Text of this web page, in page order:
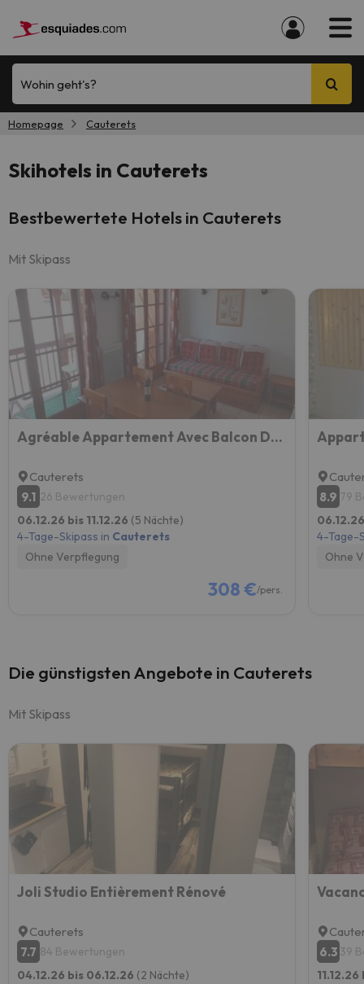
Wohin geht's?
Homepage Cauterets
Skihotels in Cauterets
Bestbewertete Hotels in Cauterets
Mit Skipass
Agréable Appartement Avec Balcon Dans Résidence Calme
Cauterets
9.1 26 Bewertungen
06.12.26 bis 11.12.26 (5 Nächte)
4-Tage-Skipass in Cauterets
Ohne Verpflegung
308 €/pers.
8.9 79
4-Tage-
Ohne
Die günstigsten Angebote in Cauterets
Mit Skipass
Joli Studio Entièrement Rénové
Cauterets
7.7 84 Bewertungen
04.12.26 bis 06.12.26 (2 Nächte)
6.3 39